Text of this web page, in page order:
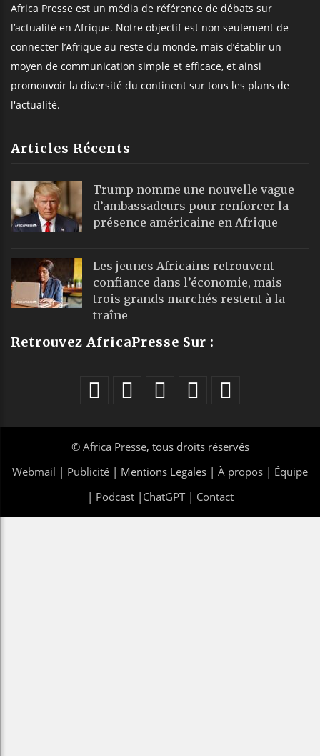
Africa Presse est un média de référence de débats sur
l’actualité en Afrique. Notre objectif est non seulement de
connecter l’Afrique au reste du monde, mais d’établir un
moyen de communication simple et efficace, et ainsi
promouvoir la diversité du continent sur tous les plans de
l'actualité.
Articles Récents
Trump nomme une nouvelle vague
d’ambassadeurs pour renforcer la
présence américaine en Afrique
Les jeunes Africains retrouvent
confiance dans l’économie, mais
trois grands marchés restent à la
traîne
Retrouvez AfricaPresse Sur :
© Africa Presse, tous droits réservés
Webmail | Publicité | Mentions Legales | À propos | Équipe
| Podcast| ChatGPT| Contact